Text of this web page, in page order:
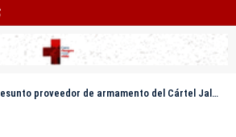
proveedor de armamento del Cártel Jalisco Nueva Generación